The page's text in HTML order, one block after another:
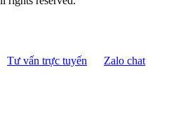
Tư vấn trực tuyến Zalo chat